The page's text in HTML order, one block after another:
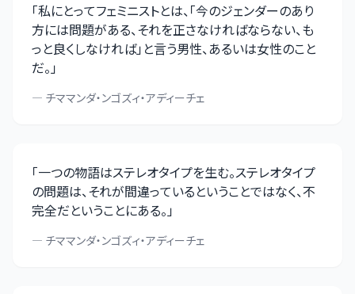
「私にとってフェミニストとは、「今のジェンダーのあり
方には問題がある、それを正さなければならない、も
っと良くしなければ」と言う男性、あるいは女性のこと
だ。」
— チママンダ・ンゴズィ・アディーチェ
「一つの物語はステレオタイプを生む。ステレオタイプ
の問題は、それが間違っているということではなく、不
完全だということにある。」
— チママンダ・ンゴズィ・アディーチェ